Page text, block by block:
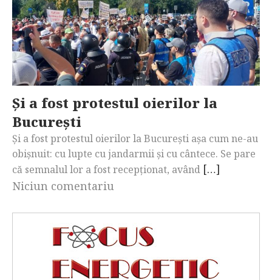
Și a fost protestul oierilor la
București
Și a fost protestul oierilor la București așa cum ne-au
obișnuit: cu lupte cu jandarmii și cu cântece. Se pare
că semnalul lor a fost recepționat, având […]
Niciun comentariu